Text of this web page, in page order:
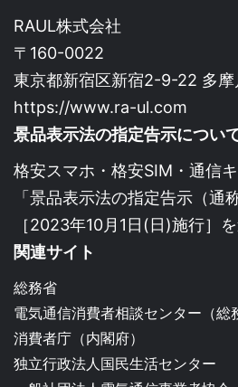
RAUL株式会社
〒160-0022
東京都新宿区新宿2-9-22 多摩
https://www.ra-ul.com
景品表示法の指定告示につい
格安スマホ・格安SIM・通信
「景品表示法の指定告示（通
［2023年10月1日(日)施行］
関連サイト
総務省
電気通信消費者相談センター（総
消費者庁（内閣府）
独立行政法人国民生活センター